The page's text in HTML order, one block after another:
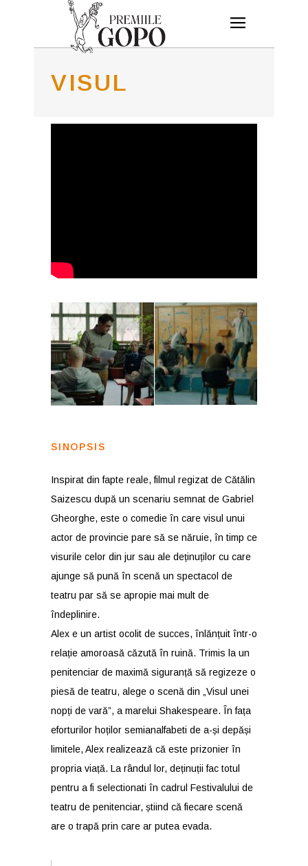
VISUL
SINOPSIS
Inspirat din fapte reale, filmul regizat de Cătălin
Saizescu după un scenariu semnat de Gabriel
Gheorghe, este o comedie în care visul unui
actor de provincie pare să se năruie, în timp ce
visurile celor din jur sau ale deținuților cu care
ajunge să pună în scenă un spectacol de
teatru par să se apropie mai mult de
îndeplinire.
Alex e un artist ocolit de succes, înlănțuit într-o
relație amoroasă căzută în ruină. Trimis la un
penitenciar de maximă siguranță să regizeze o
piesă de teatru, alege o scenă din „Visul unei
nopți de vară”, a marelui Shakespeare. În fața
eforturilor hoților semianalfabeti de a-și depăși
limitele, Alex realizează că este prizonier în
propria viață. La rândul lor, deținuții fac totul
pentru a fi selectionati în cadrul Festivalului de
teatru de penitenciar, știind că fiecare scenă
are o trapă prin care ar putea evada.